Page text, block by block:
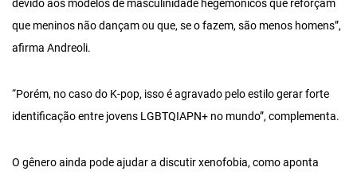
devido aos modelos de masculinidade hegemônicos que reforçam
que meninos não dançam ou que, se o fazem, são menos homens”,
afirma Andreoli.
“Porém, no caso do K-pop, isso é agravado pelo estilo gerar forte
identificação entre jovens LGBTQIAPN+ no mundo”, complementa.
O gênero ainda pode ajudar a discutir xenofobia, como aponta